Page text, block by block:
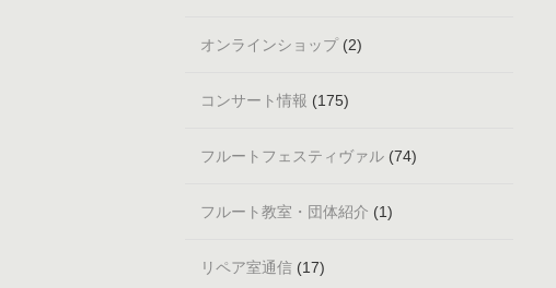
オンラインショップ(2)
コンサート情報 (175)
フルートフェスティヴァル(74)
フルート教室・団体紹介 (1)
リペア室通信(17)